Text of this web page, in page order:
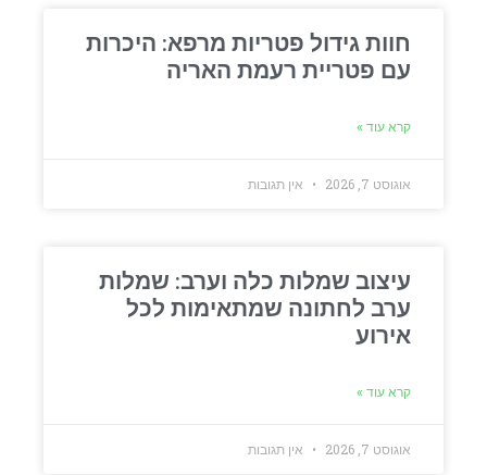
חוות גידול פטריות מרפא: היכרות
עם פטריית רעמת האריה
קרא עוד »
אוגוסט 7, 2026 אין תגובות
עיצוב שמלות כלה וערב: שמלות
ערב לחתונה שמתאימות לכל
אירוע
קרא עוד »
אוגוסט 7, 2026 אין תגובות